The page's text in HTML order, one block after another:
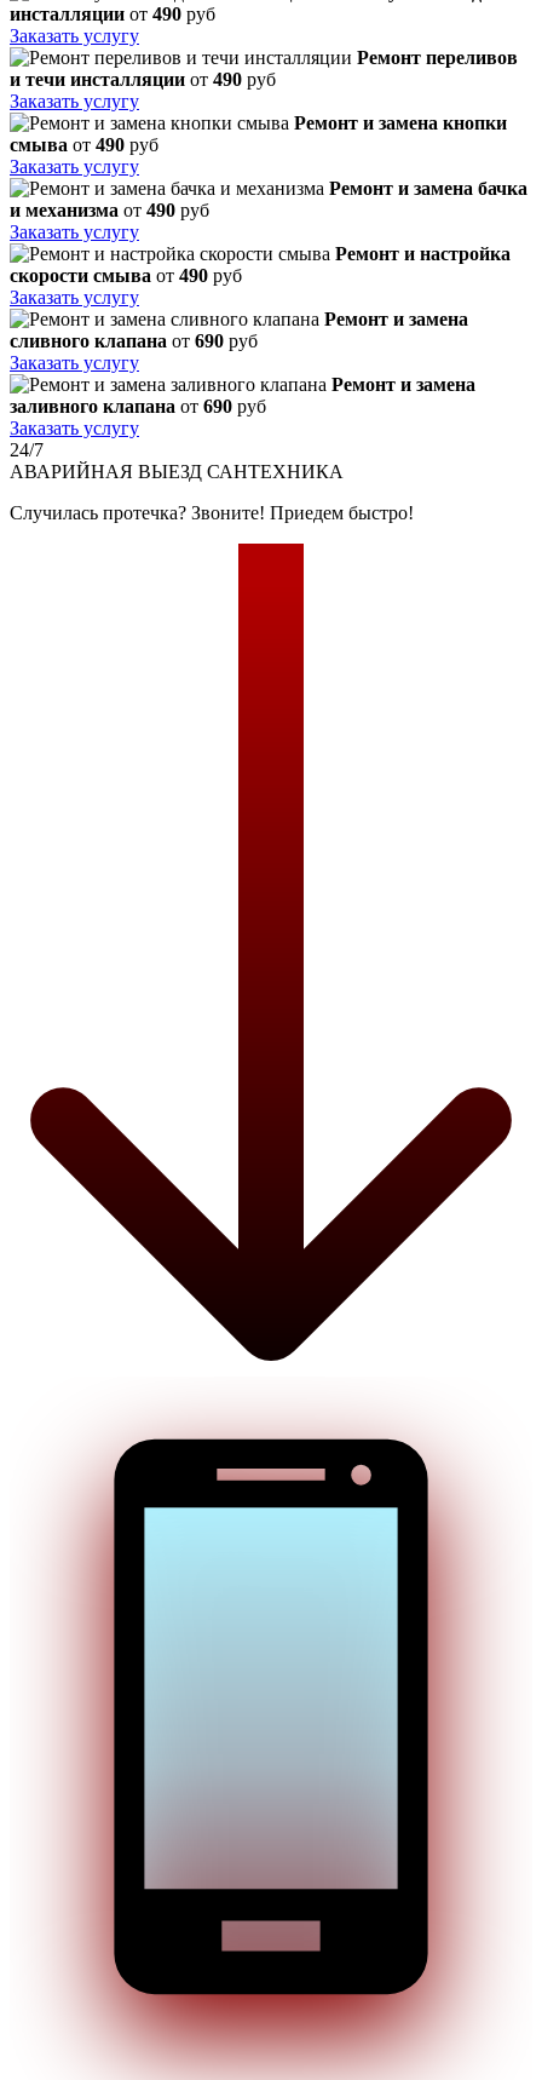
инсталляции от 490 руб
Заказать услугу
Ремонт переливов
и течи инсталляции от 490 руб
Заказать услугу
Ремонт и замена кнопки
смыва от 490 руб
Заказать услугу
Ремонт и замена бачка
и механизма от 490 руб
Заказать услугу
Ремонт и настройка
скорости смыва от 490 руб
Заказать услугу
Ремонт и замена
сливного клапана от 690 руб
Заказать услугу
Ремонт и замена
заливного клапана от 690 руб
Заказать услугу
24/7
АВАРИЙНАЯ ВЫЕЗД САНТЕХНИКА
Случилась протечка? Звоните! Приедем быстро!